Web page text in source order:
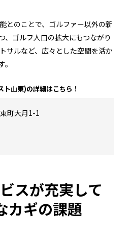
とのことで、ゴルファー以外の新
、ゴルフ人口の拡大にもつながり
サルなど、広々とした空間を活か
山東)の詳細はこちら！
町大月1-1
スが充実して
カギの課題